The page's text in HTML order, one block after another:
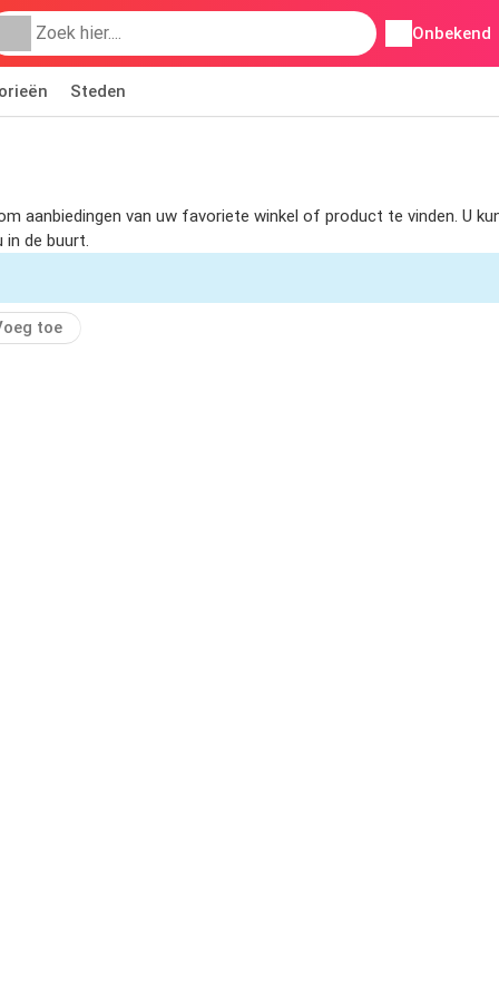
Onbekend
Steden
aanbiedingen van uw favoriete winkel of product te vinden. U
in de buurt.
toe